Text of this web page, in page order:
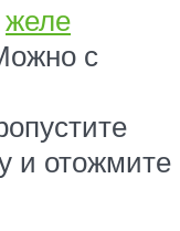
желе
с
и отожмите